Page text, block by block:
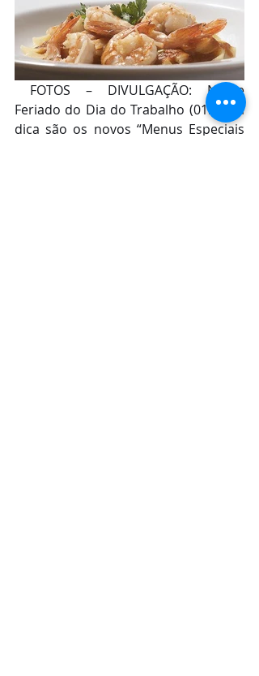
Feriado do Dia do Trabalho (01.05), a
dica são os novos “Menus Especiais